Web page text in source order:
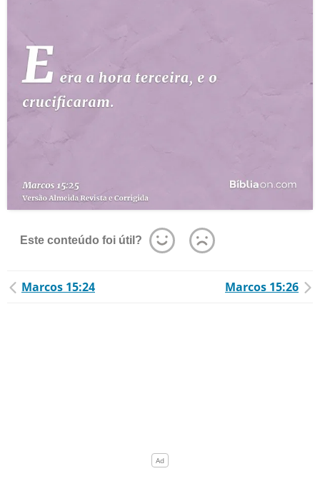
Este conteúdo foi útil?
Marcos 15:24 Marcos 15:26